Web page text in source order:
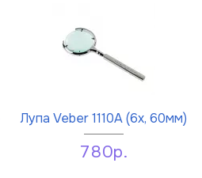
Лупа Veber 1110A (6х, 60мм)
780р.